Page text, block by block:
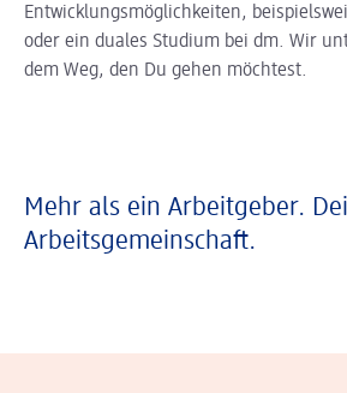
Entwicklungsmöglichkeiten,
oder ein duales Studium bei dm. Wir
dem Weg, den Du gehen möchtest.
Mehr als ein Arbeitgeber.
Arbeitsgemeinschaft.